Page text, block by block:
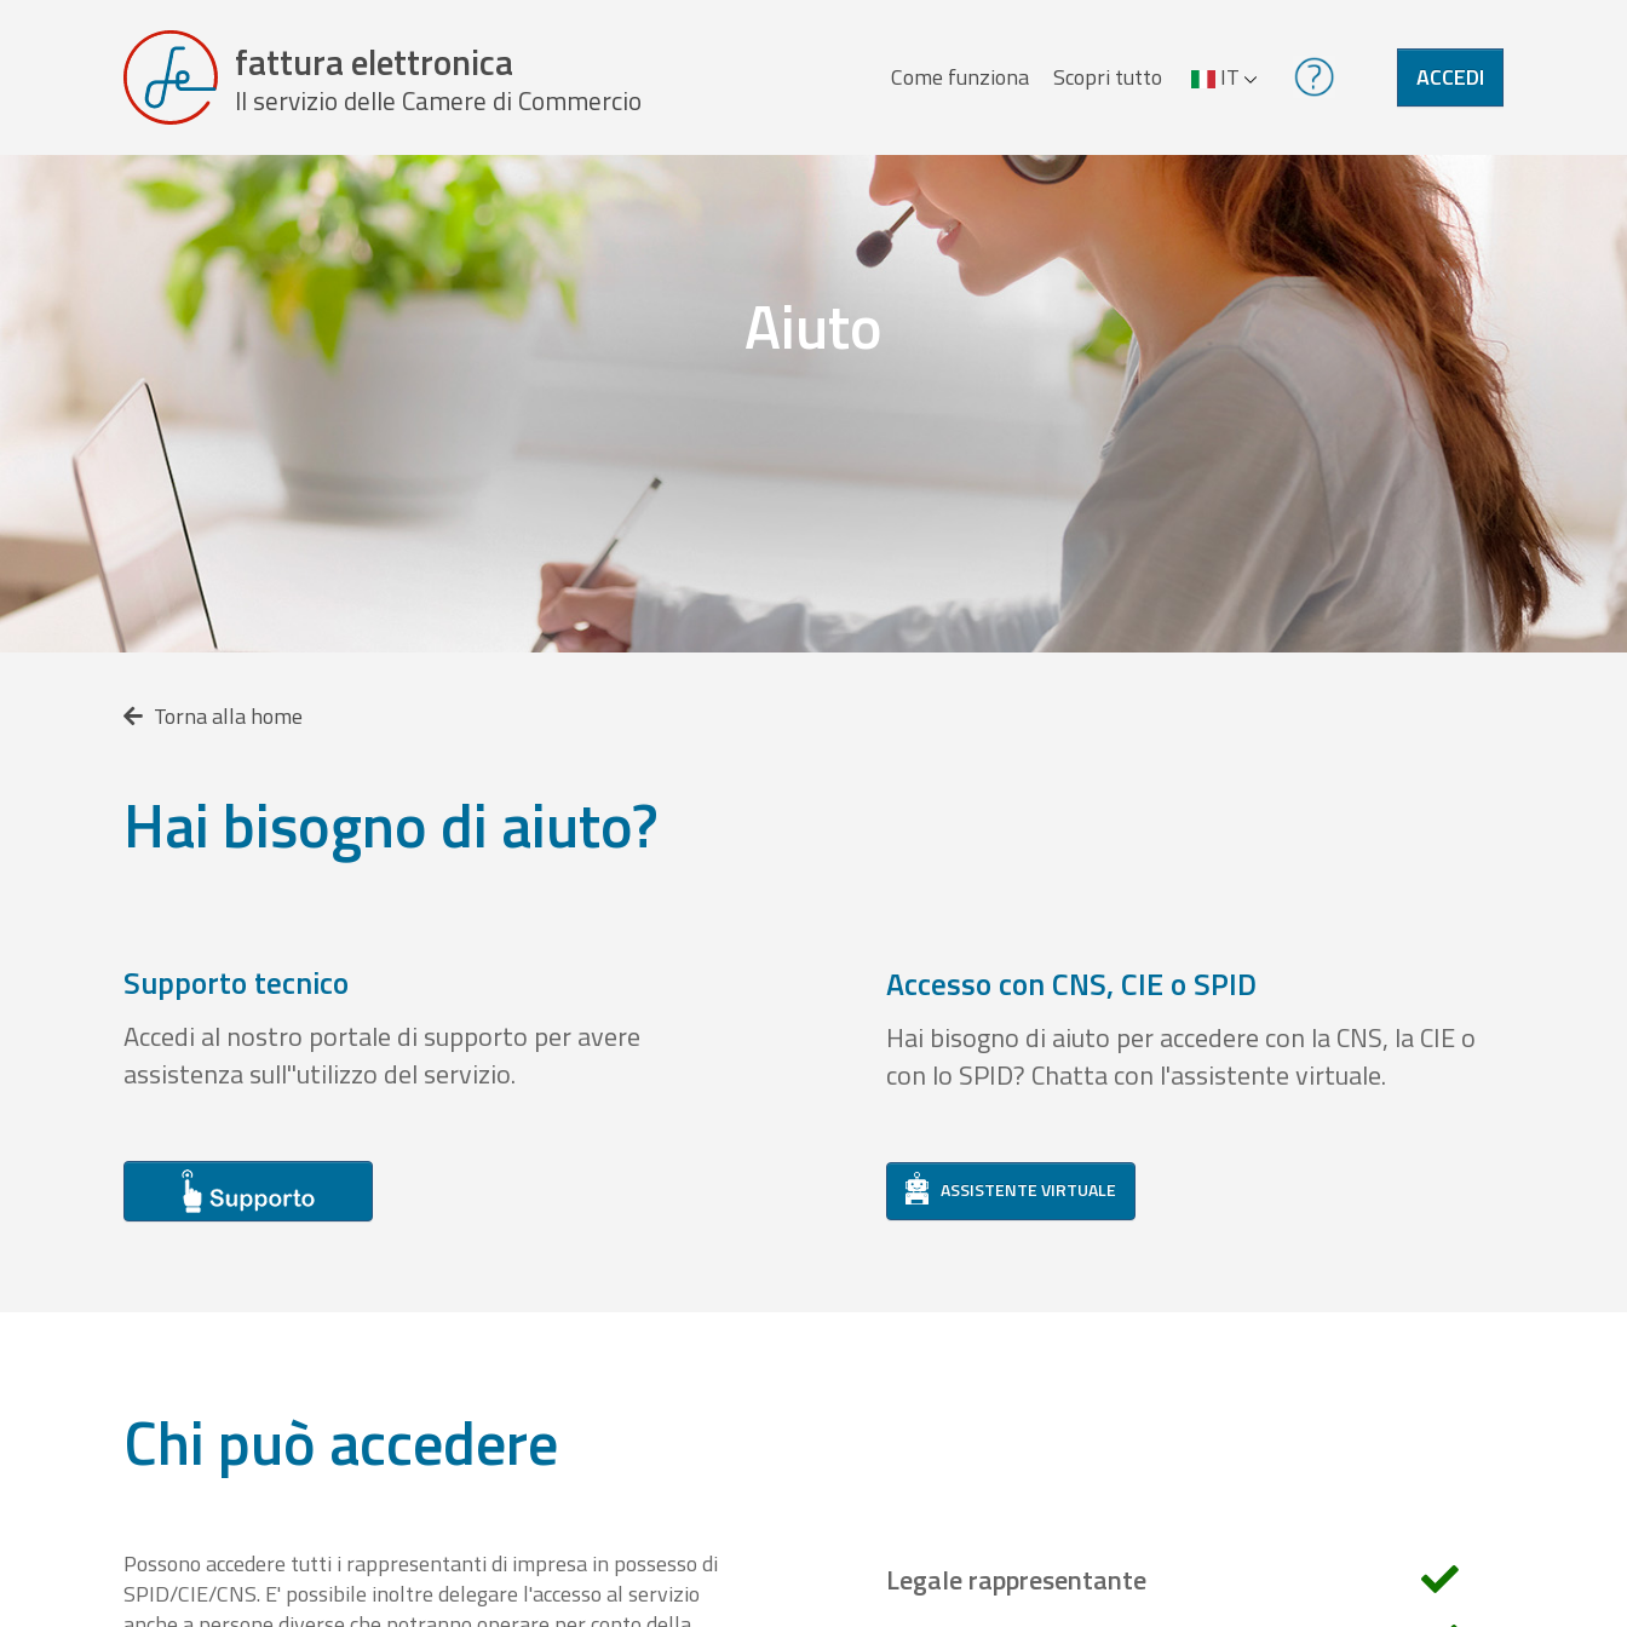
fattura elettronica
Il servizio delle Camere di Commercio Menu
Come funziona Scopri tutto IT ACCEDI
Aiuto
Torna alla home
Hai bisogno di aiuto?
Supporto tecnico
Accedi al nostro portale di supporto per avere
assistenza sull''utilizzo del servizio.
Accesso con CNS, CIE o SPID
Hai bisogno di aiuto per accedere con la CNS, la CIE o
con lo SPID? Chatta con l'assistente virtuale.
ASSISTENTE VIRTUALE
Chi può accedere
Possono accedere tutti i rappresentanti di impresa in possesso di
SPID/CIE/CNS. E' possibile inoltre delegare l'accesso al servizio
Legale rappresentante